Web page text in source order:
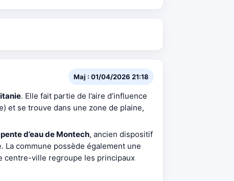
Maj : 01/04/2026 21:18
. Elle fait partie de l’aire d’influence
et se trouve dans une zone de plaine,
pente d’eau de Montech, ancien dispositif
La commune possède également une
centre-ville regroupe les principaux